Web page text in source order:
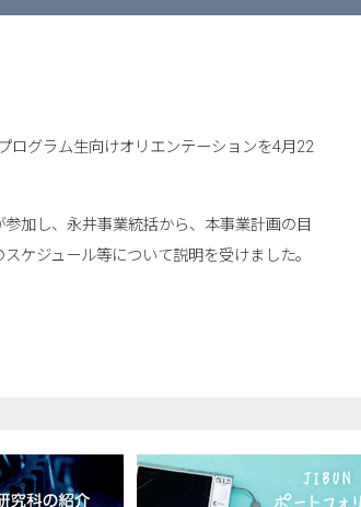
ログラム生向けオリエンテーションを4月22
加し、永井事業統括から、本事業計画の目
ケジュール等について説明を受けました。